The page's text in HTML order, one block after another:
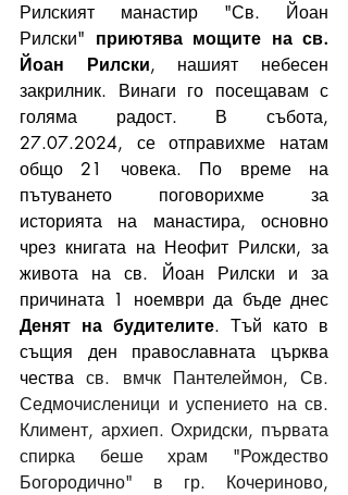
Рилският манастир "Св. Йоан
Рилски" приютява мощите на св.
Йоан Рилски, нашият небесен
закрилник. Винаги го посещавам с
голяма радост. В събота,
27.07.2024, се отправихме натам
общо 21 човека. По време на
пътуването поговорихме за
историята на манастира, основно
чрез книгата на Неофит Рилски, за
живота на св. Йоан Рилски и за
Денят на будителите. Тъй като в
същия ден православната църква
чества св. вмчк Пантелеймон, Св.
Седмочисленици и успението на св.
Климент, архиеп. Охридски, първата
спирка беше храм "Рождество
Богородично" в гр. Кочериново,